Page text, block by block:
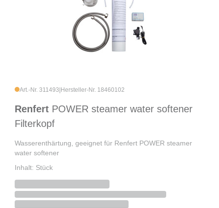
Art.-Nr. 311493 Hersteller-Nr. 18460102
Renfert POWER steamer water softener
Filterkopf
Wasserenthärtung, geeignet für Renfert POWER steamer
water softener
Inhalt: Stück